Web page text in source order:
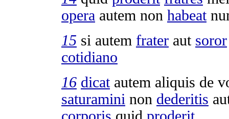
opera autem non habeat
15 si autem frater aut soror
cotidiano
16 dicatautem aliquis de
saturamini non dederitis